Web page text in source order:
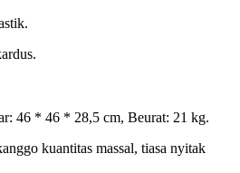
46 * 46 * 28,5 cm, Beurat: 21 kg.
kuantitas massal, tiasa nyitak